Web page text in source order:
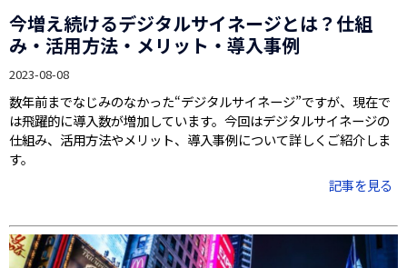
今増え続けるデジタルサイネージとは？仕組
み・活用方法・メリット・導入事例
2023-08-08
数年前までなじみのなかった“デジタルサイネージ”ですが、現在で
は飛躍的に導入数が増加しています。今回はデジタルサイネージの
仕組み、活用方法やメリット、導入事例について詳しくご紹介しま
す。
記事を見る